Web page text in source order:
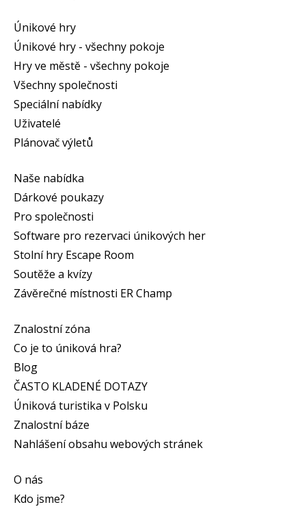
Únikové hry
Únikové hry - všechny pokoje
Hry ve městě - všechny pokoje
Všechny společnosti
Speciální nabídky
Uživatelé
Plánovač výletů
Naše nabídka
Dárkové poukazy
Pro společnosti
Software pro rezervaci únikových her
Stolní hry Escape Room
Soutěže a kvízy
Závěrečné místnosti ER Champ
Znalostní zóna
Co je to úniková hra?
Blog
ČASTO KLADENÉ DOTAZY
Úniková turistika v Polsku
Znalostní báze
Nahlášení obsahu webových stránek
O nás
Kdo jsme?